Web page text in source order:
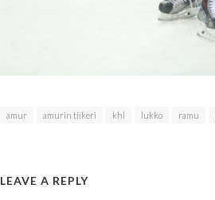
amur amurin tiikeri khl lukko ramu
LEAVE A REPLY